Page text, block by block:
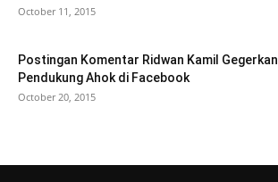
October 11, 2015
Postingan Komentar Ridwan Kamil Gegerkan
Pendukung Ahok di Facebook
October 20, 2015